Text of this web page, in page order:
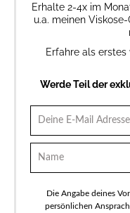
Erhalte 2-4x im
u.a. meinen
Erfahre als
Werde Teil der
Die Angabe deines
persönlichen